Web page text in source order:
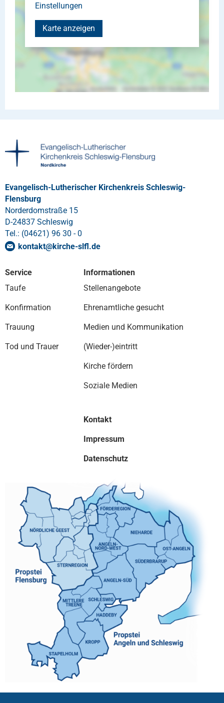
Einstellungen
Karte anzeigen
Evangelisch-Lutherischer Kirchenkreis Schleswig-
Flensburg
Norderdomstraße 15
D-24837 Schleswig
Tel.: (04621) 96 30 - 0
kontakt@kirche-slfl.de
Service
Taufe
Konfirmation
Trauung
Tod und Trauer
Informationen
Stellenangebote
Ehrenamtliche gesucht
Medien und Kommunikation
(Wieder-)eintritt
Kirche fördern
Soziale Medien
Kontakt
Impressum
Datenschutz